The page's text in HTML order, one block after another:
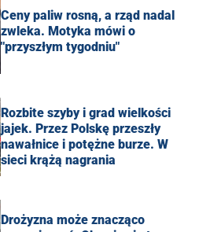
Ceny paliw rosną, a rząd nadal
zwleka. Motyka mówi o
"przyszłym tygodniu"
Rozbite szyby i grad wielkości
jajek. Przez Polskę przeszły
nawałnice i potężne burze. W
sieci krążą nagrania
Drożyzna może znacząco